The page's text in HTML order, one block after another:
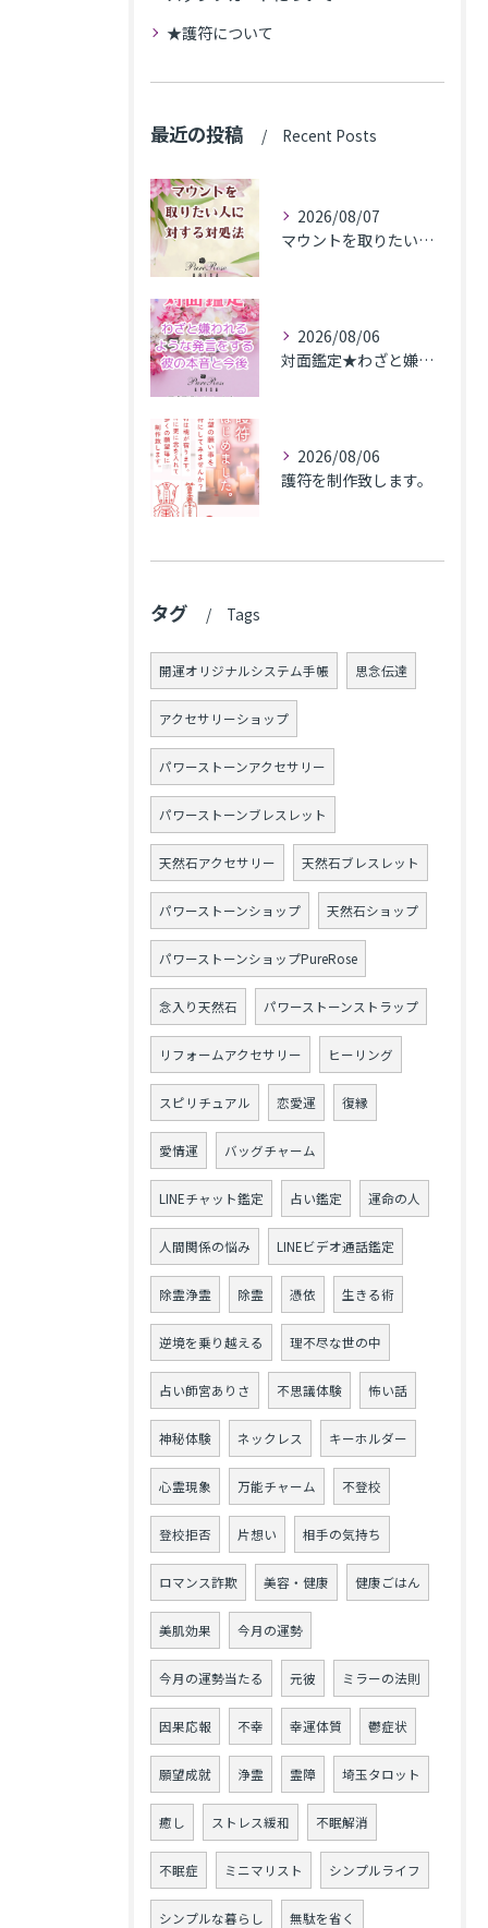
★護符について
最近の投稿 Recent Posts
2026/08/07
マウントを取りたい人に対する対処法
2026/08/06
対面鑑定★わざと嫌われるような発言をする彼の本音と今後★埼玉県M.K様
2026/08/06
護符を制作致します。
タグ Tags
開運オリジナルシステム手帳 思念伝達
アクセサリーショップ
パワーストーンアクセサリー
パワーストーンブレスレット
天然石アクセサリー 天然石ブレスレット
パワーストーンショップ 天然石ショップ
パワーストーンショップPureRose
念入り天然石 パワーストーンストラップ
リフォームアクセサリー ヒーリング
スピリチュアル 恋愛運 復縁
愛情運 バッグチャーム
LINEチャット鑑定 占い鑑定 運命の人
人間関係の悩み LINEビデオ通話鑑定
除霊浄霊 除霊 憑依 生きる術
逆境を乗り越える 理不尽な世の中
占い師宮ありさ 不思議体験 怖い話
神秘体験 ネックレス キーホルダー
心霊現象 万能チャーム 不登校
登校拒否 片想い 相手の気持ち
ロマンス詐欺 美容・健康 健康ごはん
美肌効果 今月の運勢
今月の運勢当たる 元彼 ミラーの法則
因果応報 不幸 幸運体質 鬱症状
願望成就 浄霊 霊障 埼玉タロット
癒し ストレス緩和 不眠解消
不眠症 ミニマリスト シンプルライフ
シンプルな暮らし 無駄を省く